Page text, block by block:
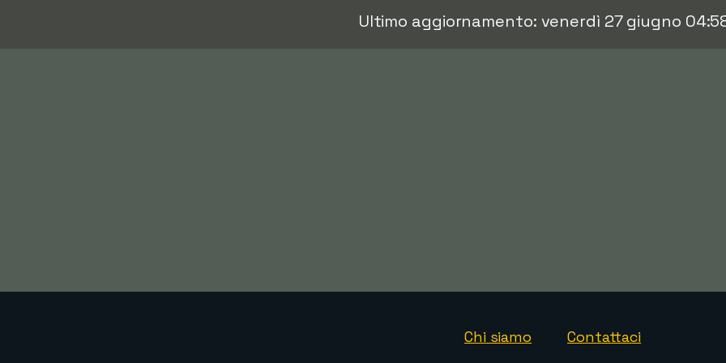
Ultimo aggiornamento: venerdì 27 giugno
Chi siamo Contattaci